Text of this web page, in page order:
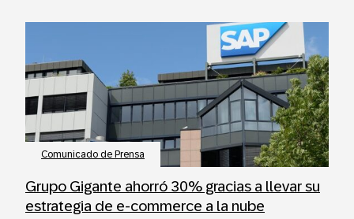
Comunicado de Prensa
Grupo Gigante ahorró 30% gracias a llevar su
estrategia de e-commerce a la nube